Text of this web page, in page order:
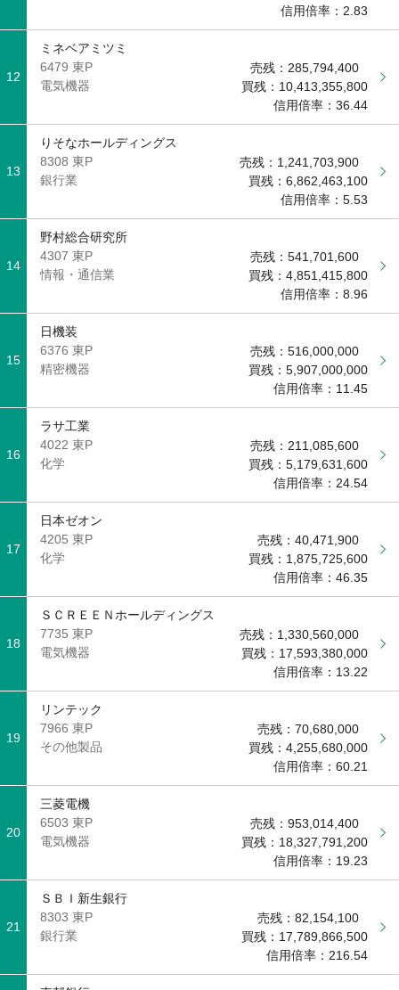
信用倍率： 2.83
12
ミネベアミツミ
6479 東P
電気機器
売残： 285,794,400
買残： 10,413,355,800
信用倍率： 36.44
13
りそなホールディングス
8308 東P
銀行業
売残： 1,241,703,900
買残： 6,862,463,100
信用倍率： 5.53
14
野村総合研究所
4307 東P
情報・通信業
売残： 541,701,600
買残： 4,851,415,800
信用倍率： 8.96
15
日機装
6376 東P
精密機器
売残： 516,000,000
買残： 5,907,000,000
信用倍率： 11.45
16
ラサ工業
4022 東P
化学
売残： 211,085,600
買残： 5,179,631,600
信用倍率： 24.54
17
日本ゼオン
4205 東P
化学
売残： 40,471,900
買残： 1,875,725,600
信用倍率： 46.35
18
ＳＣＲＥＥＮホールディングス
7735 東P
電気機器
売残： 1,330,560,000
買残： 17,593,380,000
信用倍率： 13.22
19
リンテック
7966 東P
その他製品
売残： 70,680,000
買残： 4,255,680,000
信用倍率： 60.21
20
三菱電機
6503 東P
電気機器
売残： 953,014,400
買残： 18,327,791,200
信用倍率： 19.23
21
ＳＢＩ新生銀行
8303 東P
銀行業
売残： 82,154,100
買残： 17,789,866,500
信用倍率： 216.54